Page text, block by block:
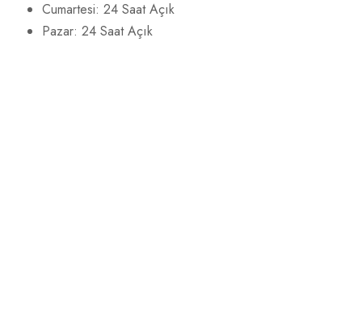
Cumartesi: 24 Saat Açık
Pazar: 24 Saat Açık